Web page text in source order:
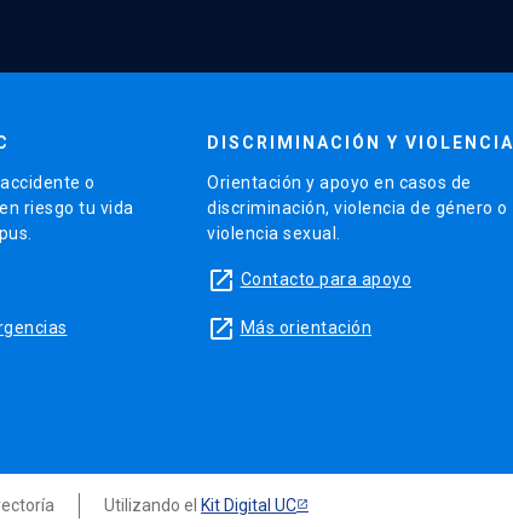
o
riesgo tu vida
DISCRIMINACIÓN Y VIOLENCIA
Orientación y apoyo en casos de
discriminación, violencia de género o
violencia sexual.
launch Contacto para apoyo
launch Más orientación
Utilizando el Kit Digital UC